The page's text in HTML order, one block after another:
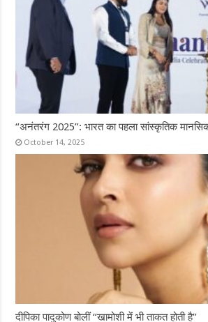
“अनंतरंग 2025”: भारत का पहला सांस्कृतिक
October 14, 2025
दीपिका पादुकोण बोलीं “खामोशी में भी ताकत होती है”